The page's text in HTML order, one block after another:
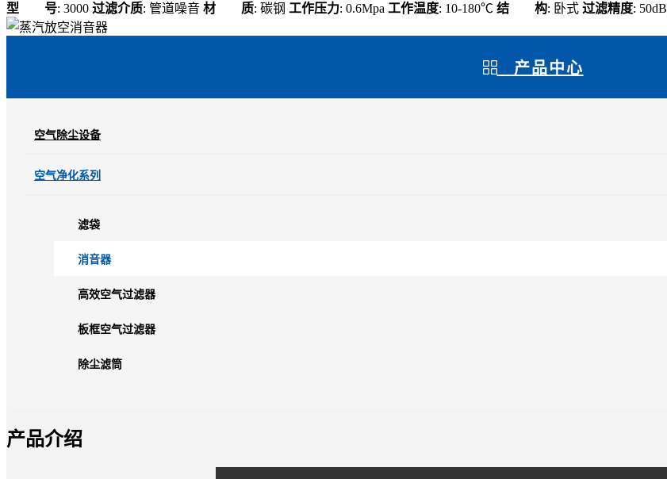
型 号: 3000 过滤介质: 管道噪音 材 质: 碳钢 工作压力: 0.6Mpa 工作温度: 10-180℃ 结 构: 卧式 过滤精度: 50dB
产品中心
空气除尘设备
空气净化系列
滤袋
消音器
高效空气过滤器
板框空气过滤器
除尘滤筒
产品介绍